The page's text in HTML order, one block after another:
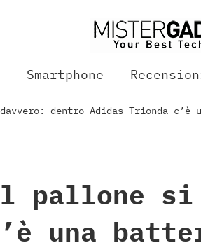
Smartphone
dentro Adidas Trionda
pallone
una